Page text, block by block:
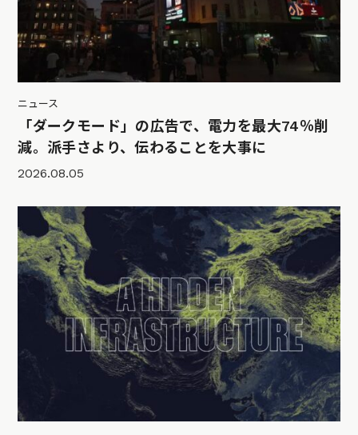
ニュース
「ダークモード」の広告で、電力を最大74％削
減。派手さより、伝わることを大事に
2026.08.05